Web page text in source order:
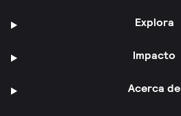
Explora
Impacto
Acerca de